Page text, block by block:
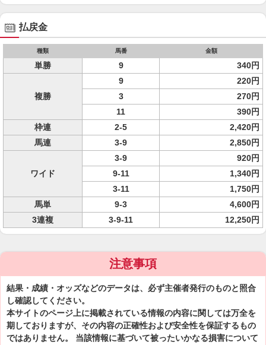
払戻金
種類 馬番 金額
単勝 9 340円
複勝
9
220円
3
270円
11
390円
枠連
2-5
2,420円
馬連
3-9 2,850円
ワイド
3-9
920円
9-11
1,340円
3-11
1,750円
馬単
9-3
4,600円
3連複
3-9-11 12,250円
注意事項
結果・成績・オッズなどのデータは、必ず主催者発行のものと照合
し確認してください。
本サイトのページ上に掲載されている情報の内容に関しては万全を
期しておりますが、その内容の正確性および安全性を保証するもの
ではありません。 当該情報に基づいて被ったいかなる損害について